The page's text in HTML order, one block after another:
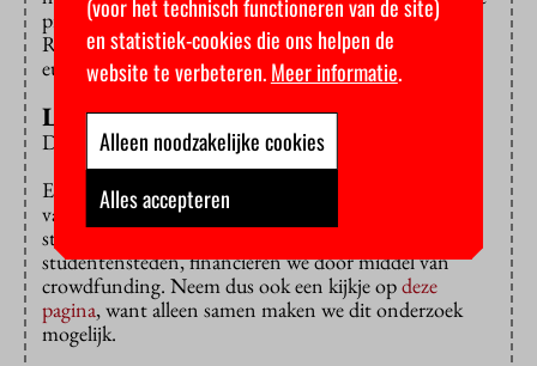
prijs voor een studentenkamer. Hetzelfde geldt voor
Rotterdam (ruim 11 euro lager), Utrecht (bijna 13
euro lager) en Groningen (10 euro lager).
Lucratieve handel
Dus ja, studenten zijn zeker goede business.
Een deel van ons onderzoek naar de
vastgoedontwikkelaars, huisjesmelkers en
studentenhuisvesters in de verschillende
studentensteden, financieren we door middel van
crowdfunding. Neem dus ook een kijkje opdeze
pagina, want alleen samen maken we dit onderzoek
mogelijk.
(voor het technisch functioneren van de site)
en statistiek-cookies die ons helpen de
website te verbeteren.Meer informatie.
Alleen noodzakelijke cookies
Alles accepteren